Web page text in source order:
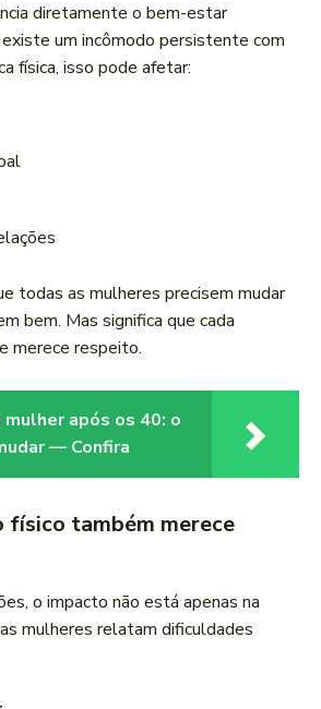
diretamente o bem-estar
um incômodo persistente com
física, isso pode afetar:
todas as mulheres precisem mudar
bem. Mas significa que cada
merece respeito.
mulher após os 40: o
— Confira
também merece
o impacto não está apenas na
mulheres relatam dificuldades